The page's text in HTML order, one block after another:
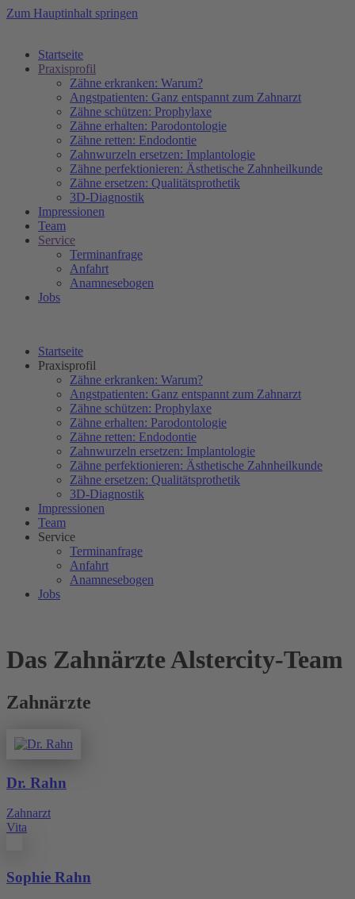
Zum Hauptinhalt springen
Startseite
Praxisprofil
Zähne erkranken: Warum?
Angstpatienten: Ganz entspannt zum Zahnarzt
Zähne schützen: Prophylaxe
Zähne erhalten: Parodontologie
Zähne retten: Endodontie
Zahnwurzeln ersetzen: Implantologie
Zähne perfektionieren: Ästhetische Zahnheilkunde
Zähne ersetzen: Qualitätsprothetik
3D-Diagnostik
Impressionen
Team
Service
Terminanfrage
Anfahrt
Anamnesebogen
Jobs
Startseite
Praxisprofil
Zähne erkranken: Warum?
Angstpatienten: Ganz entspannt zum Zahnarzt
Zähne schützen: Prophylaxe
Zähne erhalten: Parodontologie
Zähne retten: Endodontie
Zahnwurzeln ersetzen: Implantologie
Zähne perfektionieren: Ästhetische Zahnheilkunde
Zähne ersetzen: Qualitätsprothetik
3D-Diagnostik
Impressionen
Team
Service
Terminanfrage
Anfahrt
Anamnesebogen
Jobs
Das Zahnärzte Alstercity-Team
Zahnärzte
Dr. Rahn
Zahnarzt
Vita
Sophie Rahn